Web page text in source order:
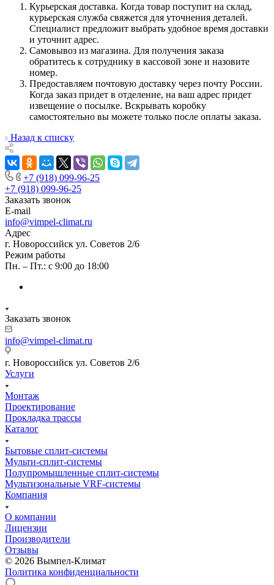
Курьерская доставка. Когда товар поступит на склад,
курьерская служба свяжется для уточнения деталей.
Специалист предложит выбрать удобное время доставки
и уточнит адрес.
Самовывоз из магазина. Для получения заказа
обратитесь к сотруднику в кассовой зоне и назовите
номер.
Предоставляем почтовую доставку через почту России.
Когда заказ придет в отделение, на ваш адрес придет
извещение о посылке. Вскрывать коробку
самостоятельно вы можете только после оплаты заказа.
Назад к списку
+7 (918) 099-96-25
+7 (918) 099-96-25
Заказать звонок
E-mail
info@vimpel-climat.ru
Адрес
г. Новороссийск ул. Советов 2/6
Режим работы
Пн. – Пт.: с 9:00 до 18:00
Заказать звонок
info@vimpel-climat.ru
г. Новороссийск ул. Советов 2/6
Услуги
Монтаж
Проектирование
Прокладка трассы
Каталог
Бытовые сплит-системы
Мульти-сплит-системы
Полупромышленные сплит-системы
Мультизональные VRF-системы
Компания
О компании
Лицензии
Производители
Отзывы
© 2026 Вымпел-Климат
Политика конфиденциальности